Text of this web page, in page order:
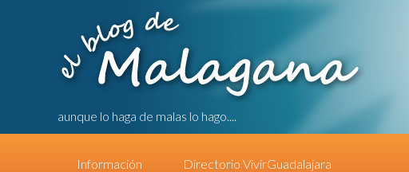
aunque lo haga de malas lo hago....
Información Directorio VivirGuadalajara